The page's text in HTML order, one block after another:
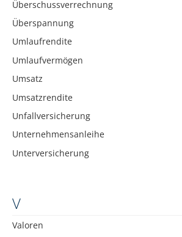
Überschussverrechnung
Überspannung
Umlaufrendite
Umlaufvermögen
Umsatz
Umsatzrendite
Unfallversicherung
Unternehmensanleihe
Unterversicherung
V
Valoren